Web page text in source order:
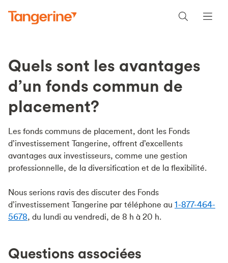
Quels sont les avantages
d’un fonds commun de
placement?
Les fonds communs de placement, dont les Fonds
d’investissement Tangerine, offrent d’excellents
avantages aux investisseurs, comme une gestion
professionnelle, de la diversification et de la flexibilité.
Nous serions ravis des discuter des Fonds
d’investissement Tangerine par téléphone au 1-877-464-
5678, du lundi au vendredi, de 8 h à 20 h.
Questions associées